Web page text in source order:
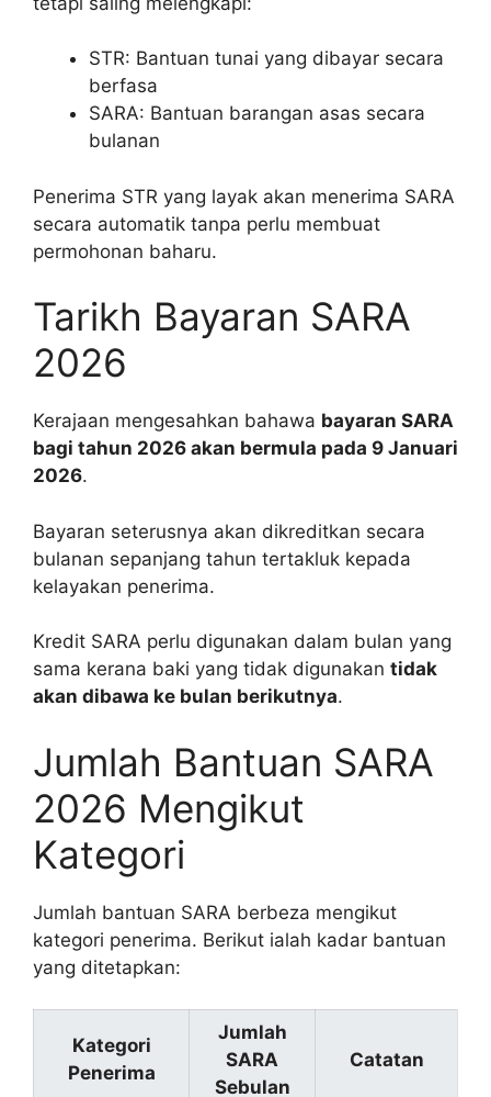
STR: Bantuan tunai yang dibayar secara
berfasa
SARA: Bantuan barangan asas secara
bulanan
Penerima STR yang layak akan menerima SARA
secara automatik tanpa perlu membuat
permohonan baharu.
Tarikh Bayaran SARA
2026
Kerajaan mengesahkan bahawa bayaran SARA
bagi tahun 2026 akan bermula pada 9 Januari
2026.
Bayaran seterusnya akan dikreditkan secara
bulanan sepanjang tahun tertakluk kepada
kelayakan penerima.
Kredit SARA perlu digunakan dalam bulan yang
sama kerana baki yang tidak digunakan tidak
akan dibawa ke bulan berikutnya.
Jumlah Bantuan SARA
2026 Mengikut
Kategori
Jumlah bantuan SARA berbeza mengikut
kategori penerima. Berikut ialah kadar bantuan
yang ditetapkan:
Kategori
Penerima
Jumlah
SARA
Sebulan
Catatan